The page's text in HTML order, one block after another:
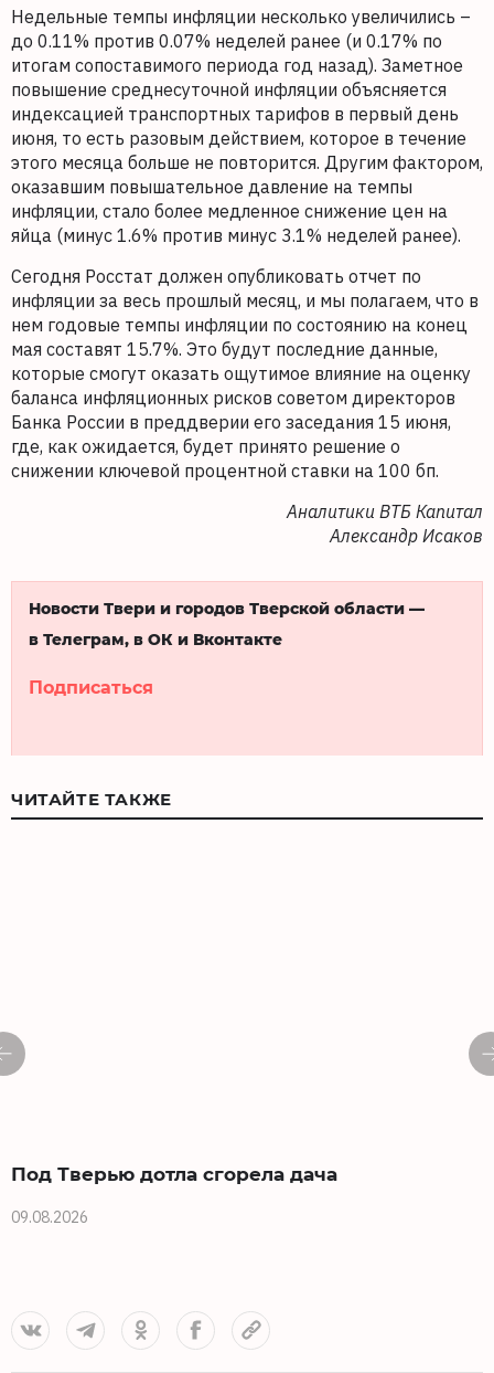
Недельные темпы инфляции несколько увеличились –
до 0.11% против 0.07% неделей ранее (и 0.17% по
итогам сопоставимого периода год назад). Заметное
повышение среднесуточной инфляции объясняется
индексацией транспортных тарифов в первый день
июня, то есть разовым действием, которое в течение
этого месяца больше не повторится. Другим фактором,
оказавшим повышательное давление на темпы
инфляции, стало более медленное снижение цен на
яйца (минус 1.6% против минус 3.1% неделей ранее).
Сегодня Росстат должен опубликовать отчет по
инфляции за весь прошлый месяц, и мы полагаем, что в
нем годовые темпы инфляции по состоянию на конец
мая составят 15.7%. Это будут последние данные,
которые смогут оказать ощутимое влияние на оценку
баланса инфляционных рисков советом директоров
Банка России в преддверии его заседания 15 июня,
где, как ожидается, будет принято решение о
снижении ключевой процентной ставки на 100 бп.
Аналитики ВТБ Капитал
Александр Исаков
Новости Твери и городов Тверской области —
в Телеграм, в ОК и Вконтакте
Подписаться
ЧИТАЙТЕ ТАКЖЕ
Под Тверью дотла сгорела дача
09.08.2026